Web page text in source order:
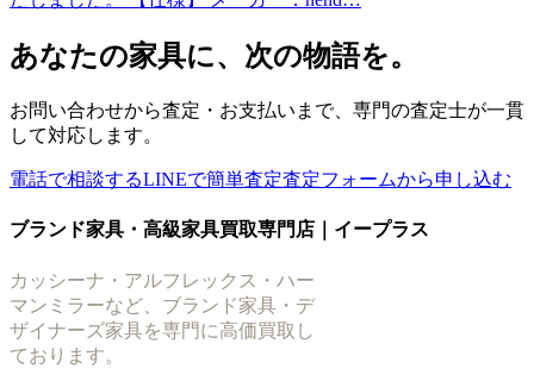
あなたの家具に、次の物語を。
お問い合わせから査定・お支払いまで、専門の査定士が一貫
して対応します。
電話で相談するLINEで簡単査定査定フォームから申し込む
ブランド家具・高級家具買取専門店｜イープラス
カッシーナ・アルフレックス・ハー
マンミラーなど、ブランド家具・デ
ザイナーズ家具を専門に高価買取し
ております。